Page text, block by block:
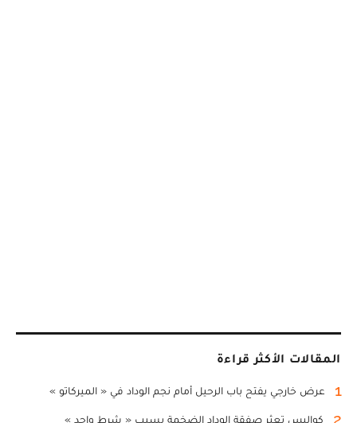
المقالات الأكثر قراءة
1 عرض خارجي يفتح باب الرحيل أمام نجم الوداد في « الميركاتو »
كواليس تعثر صفقة الوداد الضخمة بسبب « شرط واحد »